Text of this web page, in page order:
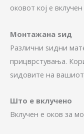
оковот кој е
Монтажана ѕид
Различни ѕидни
прицврстувања.
ѕидовите на
Што е вклучено
Вклучен е оков за